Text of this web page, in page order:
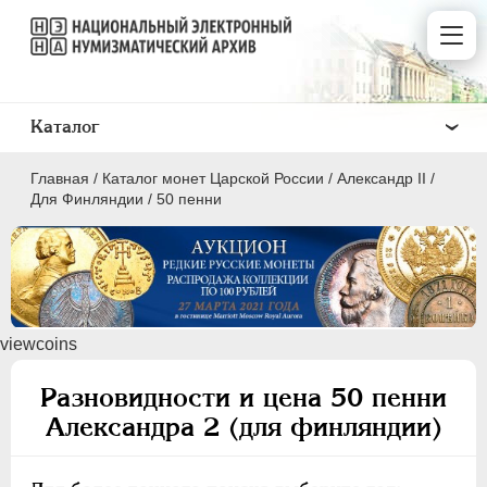
Главная / Каталог монет Царской России / Александр II /
Для Финляндии / 50 пенни
viewcoins
Разновидности и цена 50 пенни
Александра 2 (для финляндии)
Каталог
ПEТР I 1699 - 1725
ЕКАТЕРИНА I
АННА ИОАННОВНА 1730-1740
ИОАНН АНТОНОВИЧ 1740-1741